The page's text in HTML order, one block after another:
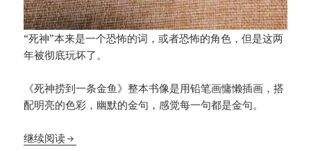
“死神”本来是一个恐怖的词，或者恐怖的角色，但是这两
年被彻底玩坏了。
《死神捞到一条金鱼》整本书像是用铅笔画慵懒插画，搭
配明亮的色彩，幽默的金句，感觉每一句都是金句。
继续阅读超治愈！笑到灵魂被唤醒